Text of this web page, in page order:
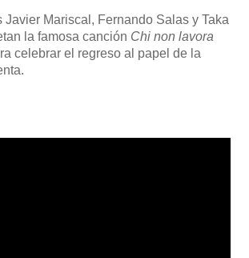
Javier Mariscal, Fernando Salas y Taka
la famosa canción Chi non lavora
celebrar el regreso al papel de la